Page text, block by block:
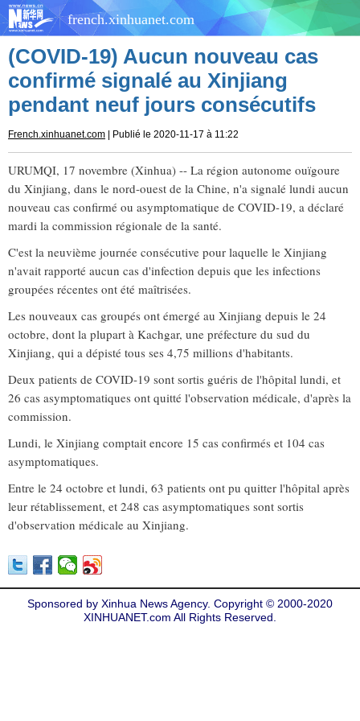
french.xinhuanet.com
(COVID-19) Aucun nouveau cas
confirmé signalé au Xinjiang
pendant neuf jours consécutifs
French.xinhuanet.com | Publié le 2020-11-17 à 11:22
URUMQI, 17 novembre (Xinhua) -- La région autonome ouïgoure
du Xinjiang, dans le nord-ouest de la Chine, n'a signalé lundi aucun
nouveau cas confirmé ou asymptomatique de COVID-19, a déclaré
mardi la commission régionale de la santé.
C'est la neuvième journée consécutive pour laquelle le Xinjiang
n'avait rapporté aucun cas d'infection depuis que les infections
groupées récentes ont été maîtrisées.
Les nouveaux cas groupés ont émergé au Xinjiang depuis le 24
octobre, dont la plupart à Kachgar, une préfecture du sud du
Xinjiang, qui a dépisté tous ses 4,75 millions d'habitants.
Deux patients de COVID-19 sont sortis guéris de l'hôpital lundi, et
26 cas asymptomatiques ont quitté l'observation médicale, d'après la
commission.
Lundi, le Xinjiang comptait encore 15 cas confirmés et 104 cas
asymptomatiques.
Entre le 24 octobre et lundi, 63 patients ont pu quitter l'hôpital après
leur rétablissement, et 248 cas asymptomatiques sont sortis
d'observation médicale au Xinjiang.
Sponsored by Xinhua News Agency. Copyright © 2000-2020
XINHUANET.com All Rights Reserved.